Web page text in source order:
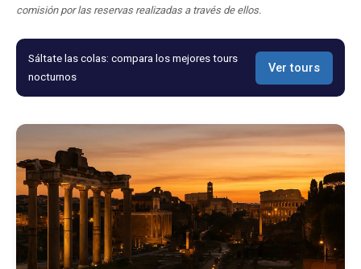
Blog
Todos los recuerdos
Posters
T-Shirts
comisión por las reservas realizadas a través de ellos.
Sáltate las colas: compara los mejores tours
nocturnos
Ver tours